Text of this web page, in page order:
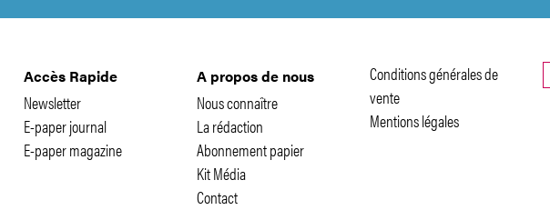
Accès Rapide
Newsletter
E-paper journal
E-paper magazine
A propos de nous
Nous connaître
La rédaction
Abonnement papier
Kit Média
Contact
Conditions générales de
vente
Mentions légales